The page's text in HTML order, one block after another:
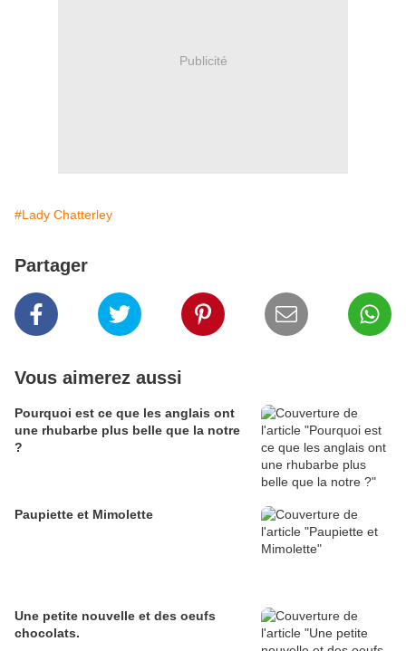
Publicité
#Lady Chatterley
Partager
Vous aimerez aussi
Pourquoi est ce que les anglais ont
une rhubarbe plus belle que la notre
?
Paupiette et Mimolette
Une petite nouvelle et des oeufs
chocolats.